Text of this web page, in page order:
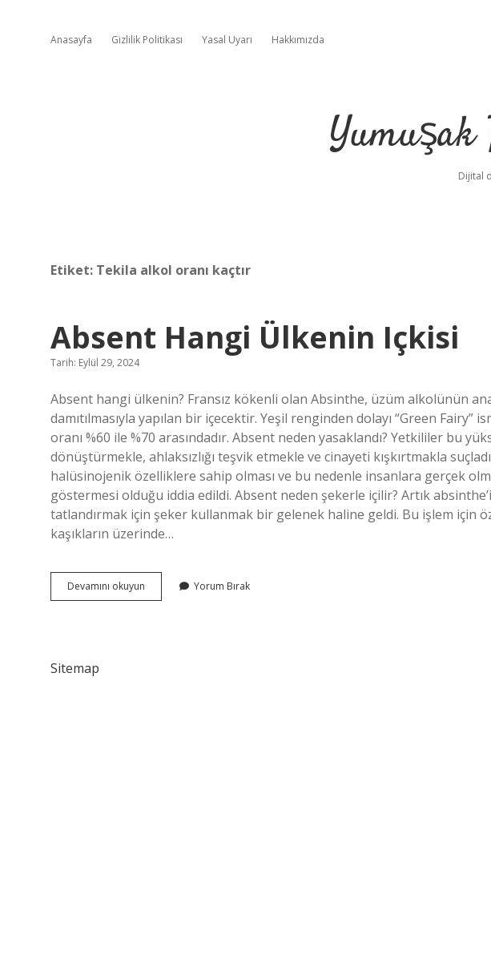
Anasayfa Gizlilik Politikası Yasal Uyarı Hakkımızda
Yumuşak
Dijital
Etiket: Tekila alkol oranı kaçtır
Absent Hangi Ülkenin Içkisi
Tarih: Eylül 29, 2024
Absent hangi ülkenin? Fransız kökenli olan Absinthe, üzüm alkolünün
damıtılmasıyla yapılan bir içecektir. Yeşil renginden dolayı “Green
oranı %60 ile %70 arasındadır. Absent neden yasaklandı? Yetkililer bu
dönüştürmekle, ahlaksızlığı teşvik etmekle ve cinayeti kışkırtmakla
halüsinojenik özelliklere sahip olması ve bu nedenle insanlara gerçek
göstermesi olduğu iddia edildi. Absent neden şekerle içilir? Artık
tatlandırmak için şeker kullanmak bir gelenek haline geldi. Bu işlem için
kaşıkların üzerinde…
Devamını okuyun
Hangi
Yorum Bırak
Sitemap